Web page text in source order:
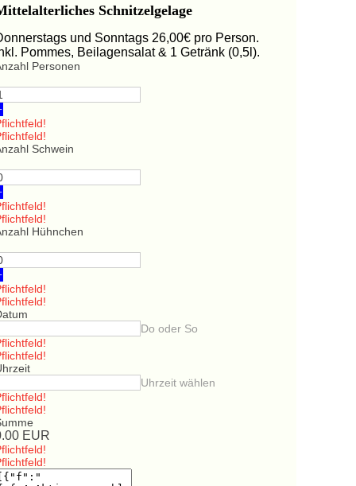
Schnitzelgelage
und Sonntags 26,00€ pro Person.
Pommes, Beilagensalat & 1 Getränk (0,5l).
Personen
Schwein
Hühnchen
Do oder So
Uhrzeit wählen
EUR